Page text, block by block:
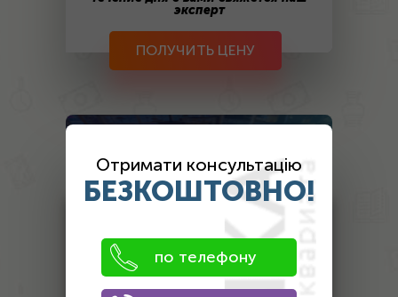
эксперт
ПОЛУЧИТЬ ЦЕНУ
антиквариата
Монети
Банкноти
Отримати консультацію
БЕЗКОШТОВНО!
по телефону